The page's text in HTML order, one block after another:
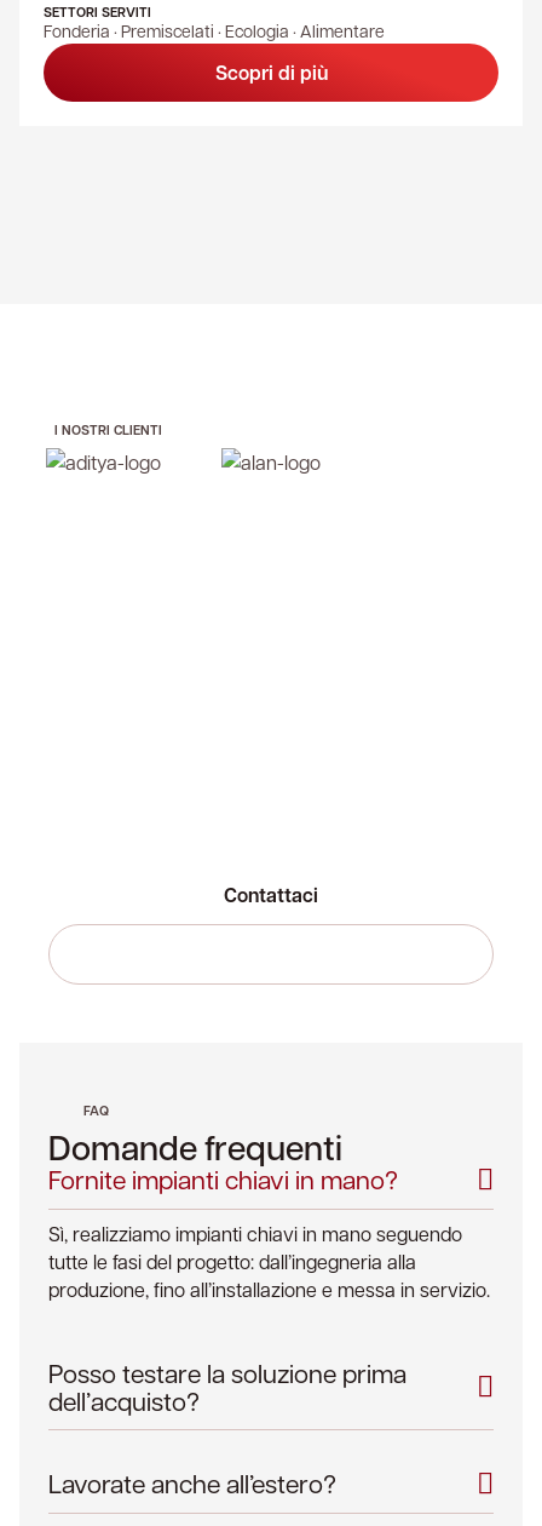
SETTORI SERVITI
Fonderia · Premiscelati · Ecologia · Alimentare
Scopri di più
I NOSTRI CLIENTI
Contattaci
FAQ
Domande frequenti
Fornite impianti chiavi in mano?
Sì, realizziamo impianti chiavi in mano seguendo
tutte le fasi del progetto: dall’ingegneria alla
produzione, fino all’installazione e messa in servizio.
Posso testare la soluzione prima
dell’acquisto?
Lavorate anche all’estero?